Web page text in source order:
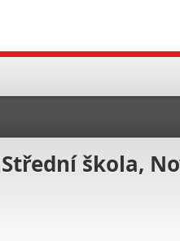
škola,